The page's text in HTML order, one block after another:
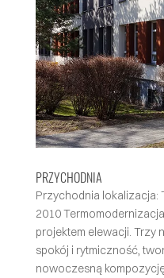
PRZYCHODNIA
Przychodnia lokalizacja:
2010
projektem elewacji. Trzy
spokój i rytmiczność,
nowoczesną